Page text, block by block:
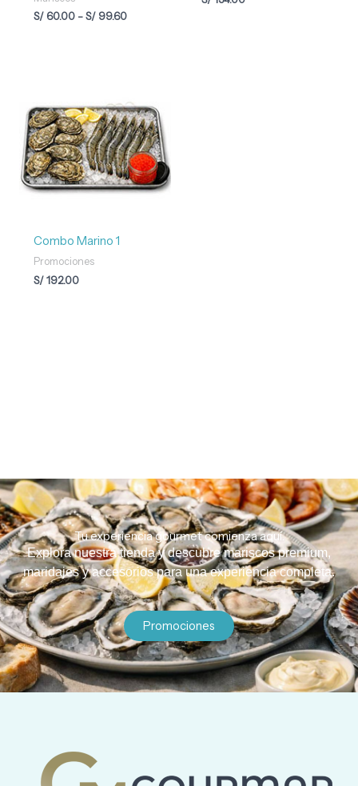
S/60.00 - S/99.60
Combo Marino 1
Promociones
S/192.00
Tu experiencia gourmet comienza aquí.
Explora nuestra tienda y descubre mariscos premium,
maridajes y accesorios para una experiencia completa.
Promociones